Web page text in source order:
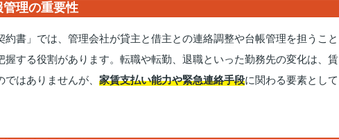
理の重要性
書」では、管理会社が貸主と借主との連絡調整や台帳管理を担うこと
する役割があります。転職や転勤、退職といった勤務先の変化は、賃
はありませんが、 家賃支払い能力や緊急連絡手段に関わる要素として